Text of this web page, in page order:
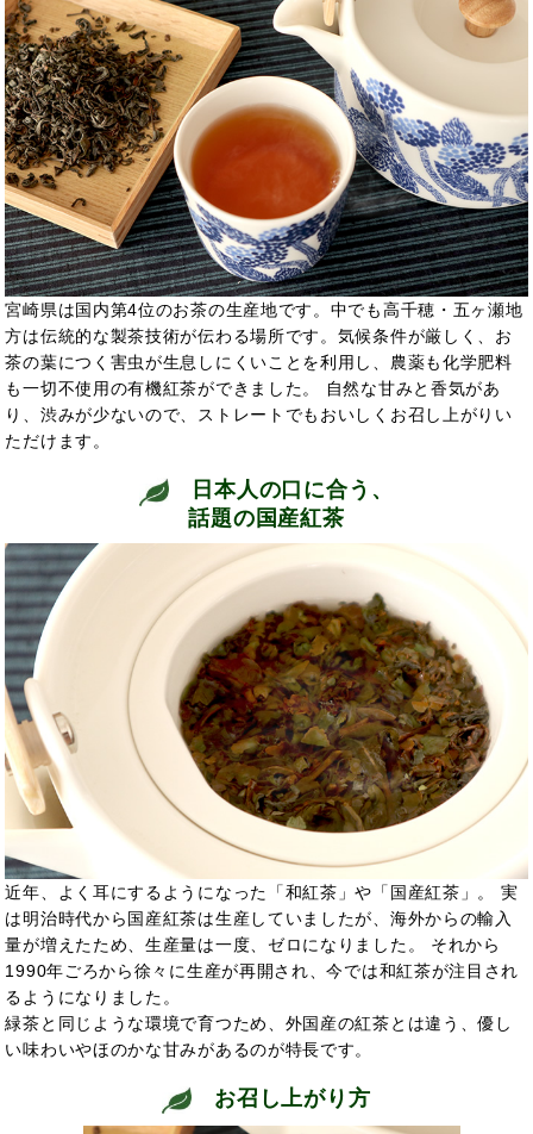
宮崎県は国内第4位のお茶の生産地です。中でも高千穂・五ヶ瀬地
方は伝統的な製茶技術が伝わる場所です。気候条件が厳しく、お
茶の葉につく害虫が生息しにくいことを利用し、農薬も化学肥料
も一切不使用の有機紅茶ができました。 自然な甘みと香気があ
り、渋みが少ないので、ストレートでもおいしくお召し上がりい
ただけます。
日本人の口に合う、
話題の国産紅茶
近年、よく耳にするようになった「和紅茶」や「国産紅茶」。 実
は明治時代から国産紅茶は生産していましたが、海外からの輸入
量が増えたため、生産量は一度、ゼロになりました。 それから
1990年ごろから徐々に生産が再開され、今では和紅茶が注目され
るようになりました。
緑茶と同じような環境で育つため、外国産の紅茶とは違う、優し
い味わいやほのかな甘みがあるのが特長です。
お召し上がり方